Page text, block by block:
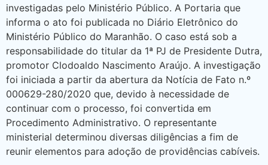
investigadas pelo Ministério Público. A Portaria que
informa o ato foi publicada no Diário Eletrônico do
Ministério Público do Maranhão. O caso está sob a
responsabilidade do titular da 1ª PJ de Presidente Dutra,
promotor Clodoaldo Nascimento Araújo. A investigação
foi iniciada a partir da abertura da Notícia de Fato n.º
000629-280/2020 que, devido à necessidade de
continuar com o processo, foi convertida em
Procedimento Administrativo. O representante
ministerial determinou diversas diligências a fim de
reunir elementos para adoção de providências cabíveis.